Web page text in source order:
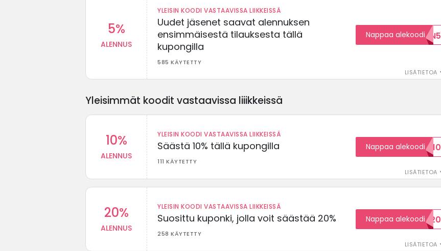
5%
ALENNUS
YLEISIN KOODI VASTAAVISSA LIIKKEISSÄ
Uudet jäsenet saavat alennuksen
ensimmäisestä tilauksesta tällä
kupongilla
585 KÄYTETTY
LISÄTIETOA
Nappaa alekoodi
ALENNUKSEN5
Yleisimmät koodit vastaavissa liiikkeissä
10%
ALENNUS
YLEISIN KOODI VASTAAVISSA LIIKKEISSÄ
Säästä 10% tällä kupongilla
111 KÄYTETTY
LISÄTIETOA
Nappaa alekoodi
KOODID10
20%
ALENNUS
YLEISIN KOODI VASTAAVISSA LIIKKEISSÄ
Suosittu kuponki, jolla voit säästää 20%
258 KÄYTETTY
LISÄTIETOA
Nappaa alekoodi
WELCOME20